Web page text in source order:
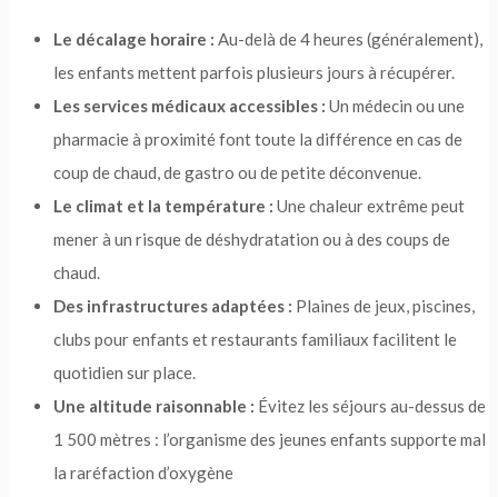
Le décalage horaire : Au-delà de 4 heures (généralement),
les enfants mettent parfois plusieurs jours à récupérer.
Les services médicaux accessibles : Un médecin ou une
pharmacie à proximité font toute la différence en cas de
coup de chaud, de gastro ou de petite déconvenue.
Le climat et la température : Une chaleur extrême peut
mener à un risque de déshydratation ou à des coups de
chaud.
Des infrastructures adaptées : Plaines de jeux, piscines,
clubs pour enfants et restaurants familiaux facilitent le
quotidien sur place.
Une altitude raisonnable : Évitez les séjours au-dessus de
1 500 mètres : l’organisme des jeunes enfants supporte mal
la raréfaction d’oxygène